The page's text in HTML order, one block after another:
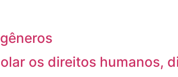
os direitos humanos,